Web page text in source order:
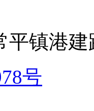
平镇港建
号